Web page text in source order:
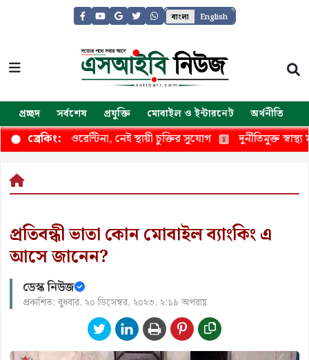
বাংলা English
প্রচ্ছদ সর্বশেষ প্রযুক্তি মোবাইল ও ইন্টারনেট অর্থনীতি
ব্রেকিং:
ফিওরেন্টিনা, নেই স্থায়ী চুক্তির সুযোগ দুর্নীতিমুক্ত স্বাস্থ্য
প্রতিবন্ধী ভাতা কোন মোবাইল ব্যাংকিং এ
আসে জানেন?
ডেস্ক নিউজ
প্রকাশিত: বুধবার, ২০ ডিসেম্বর, ২০২৩, ২:১৯ অপরাহ্ণ